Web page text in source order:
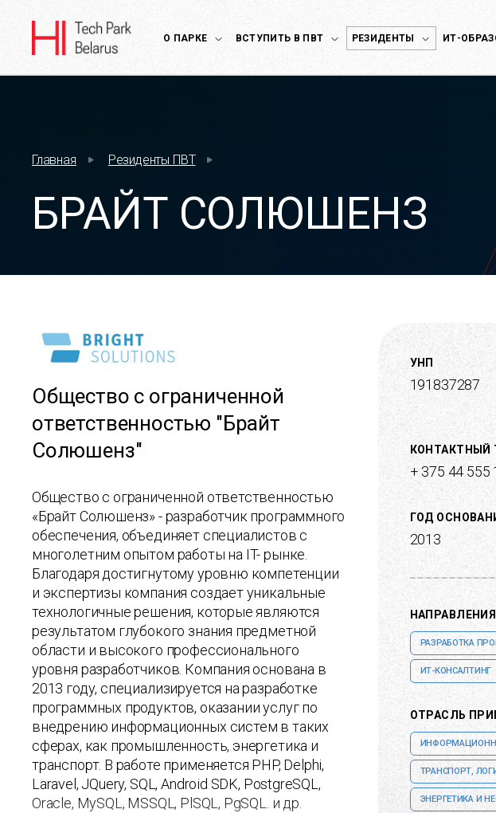
О ПАРКЕ ВСТУПИТЬ В ПВТ РЕЗИДЕНТЫ ИТ-
Главная Резиденты ПВТ
БРАЙТ СОЛЮШЕНЗ
Общество с ограниченной
ответственностью "Брайт
Солюшенз"
Общество с ограниченной ответственностью
«Брайт Солюшенз» - разработчик программного
обеспечения, объединяет специалистов с
многолетним опытом работы на IT- рынке.
Благодаря достигнутому уровню компетенции
и экспертизы компания создает уникальные
технологичные решения, которые являются
результатом глубокого знания предметной
области и высокого профессионального
уровня разработчиков. Компания основана в
2013 году, специализируется на разработке
программных продуктов, оказании услуг по
внедрению информационных систем в таких
сферах, как промышленность, энергетика и
транспорт. В работе применяется PHP, Delphi,
Laravel, JQuery, SQL, Android SDK, PostgreSQL,
Oracle, MySQL, MSSQL, PlSQL, PgSQL. и др.
УНП
191837287
КОНТАКТНЫЙ
+ 375 44 555
ГОД
2013
РАЗРАБОТКА
ИТ-КОНСАЛТИНГ
ОТРАСЛЬ
ТРАНСПОРТ,
ЭНЕРГЕТИКА И